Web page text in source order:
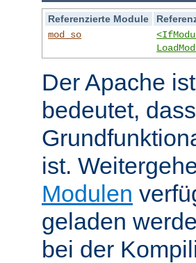
Referenzierte Module
mod_so
Der Apache
bedeutet,
ist.
Modulen
geladen
bei der